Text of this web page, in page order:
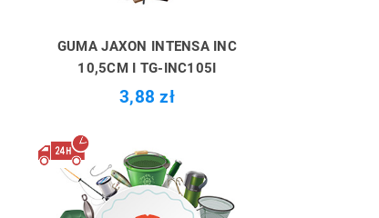
GUMA JAXON INTENSA INC
10,5CM I TG-INC105I
3,88 zł